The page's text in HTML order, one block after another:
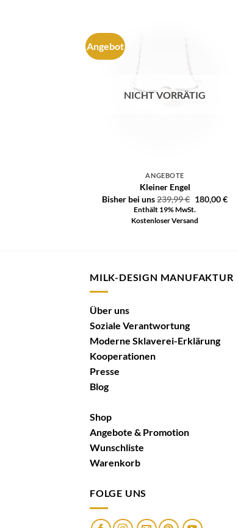
Angebot
NICHT VORRÄTIG
ANGEBOTE
Kleiner Engel
Bisher bei uns 239,99€ 180,00€
Enthält 19% MwSt.
Kostenloser Versand
MILK-DESIGN MANUFAKTUR
Über uns
Soziale Verantwortung
Moderne Sklaverei-Erklärung
Kooperationen
Presse
Blog
Shop
Angebote & Promotion
Wunschliste
Warenkorb
FOLGE UNS